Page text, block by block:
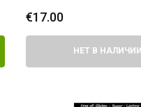
€17.00
НЕТ В НАЛИЧИИ